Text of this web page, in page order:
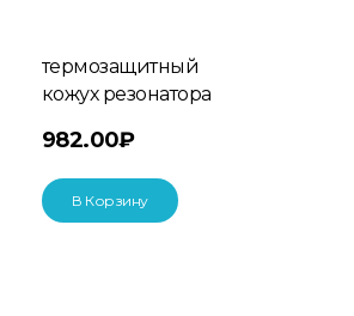
термозащитный
кожух резонатора
982.00₽
В Корзину